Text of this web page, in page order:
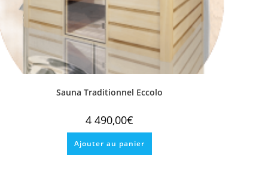
Sauna Traditionnel Eccolo
4 490,00€
Ajouter au panier